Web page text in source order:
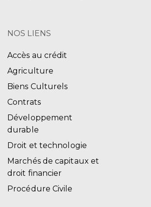
NOS LIENS
Accès au crédit
Agriculture
Biens Culturels
Contrats
Développement
durable
Droit et technologie
Marchés de capitaux et
droit financier
Procédure Civile